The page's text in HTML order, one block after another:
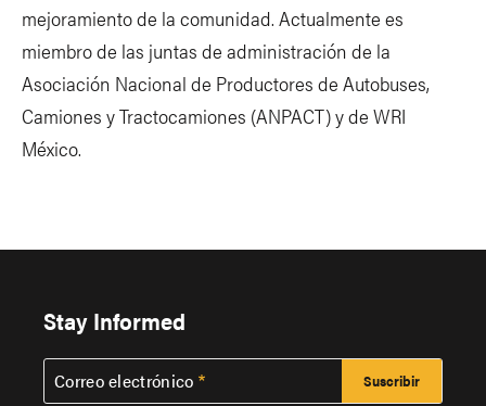
mejoramiento de la comunidad. Actualmente es
miembro de las juntas de administración de la
Asociación Nacional de Productores de Autobuses,
Camiones y Tractocamiones (ANPACT) y de WRI
México.
Stay Informed
Correo electrónico